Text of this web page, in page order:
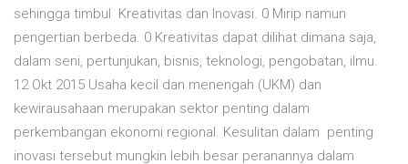
sehingga timbul Kreativitas dan Inovasi. 0 Mirip namun
pengertian berbeda. 0 Kreativitas dapat dilihat dimana saja,
dalam seni, pertunjukan, bisnis, teknologi, pengobatan, ilmu.
12 Okt 2015 Usaha kecil dan menengah (UKM) dan
kewirausahaan merupakan sektor penting dalam
perkembangan ekonomi regional. Kesulitan dalam penting
inovasi tersebut mungkin lebih besar peranannya dalam